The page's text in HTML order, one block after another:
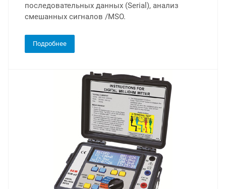
последовательных данных (Serial), анализ
смешанных сигналов /MSO.
Подробнее